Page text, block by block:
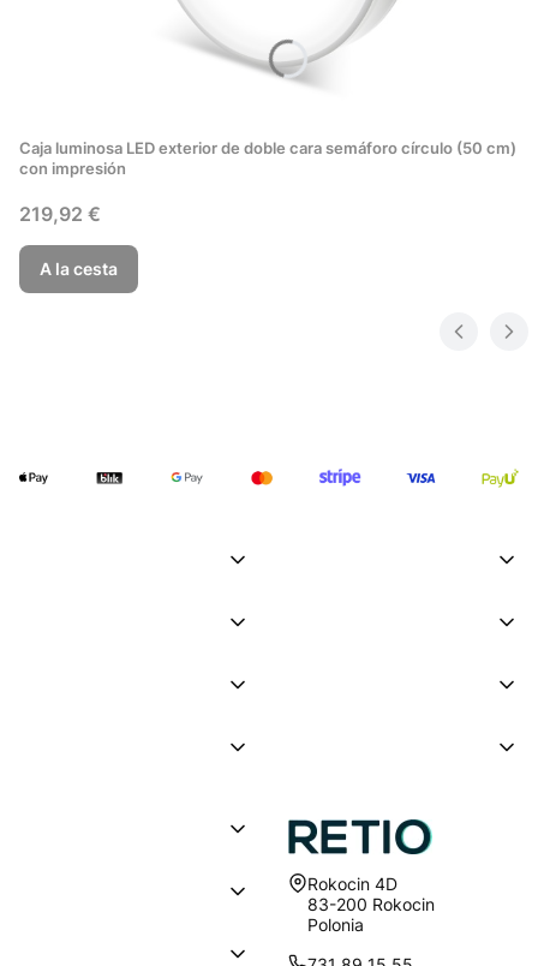
Caja luminosa LED exterior de doble cara semáforo círculo (50 cm)
con impresión
Precio
219,92 €
A la cesta
Dirección:
Rokocin 4D
83-200 Rokocin
Polonia